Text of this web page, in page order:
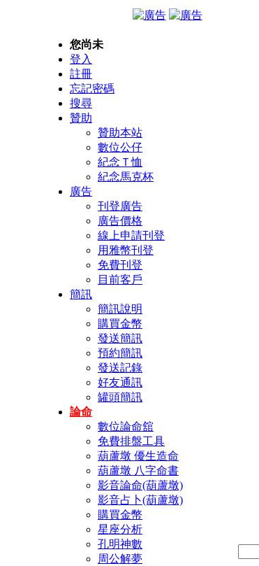
您尚未
登入
註冊
忘記密碼
搜尋
贊助
贊助本站
數位公仔
紀念Ｔ恤
紀念馬克杯
廣告
刊登廣告
廣告價格
線上申請刊登
用雅幣刊登
免費刊登
目前客戶
簡訊
簡訊說明
購買金幣
發送簡訊
預約簡訊
發送記錄
好友通訊
罐頭簡訊
論命
數位論命舘
免費排盤工具
葫蘆墩 優生造命
葫蘆墩 八字命書
影音論命(葫蘆墩)
影音占卜(葫蘆墩)
購買金幣
星座分析
孔明神數
周公解夢